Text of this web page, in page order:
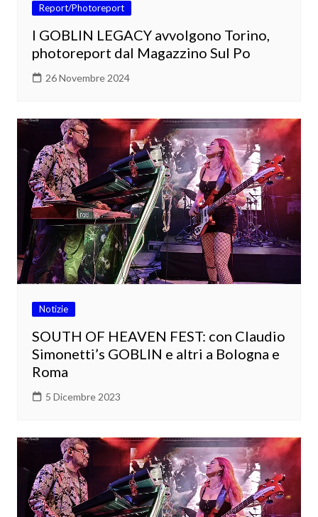
Report/Photoreport
I GOBLIN LEGACY avvolgono Torino,
photoreport dal Magazzino Sul Po
26 Novembre 2024
Notizie
SOUTH OF HEAVEN FEST: con Claudio
Simonetti’s GOBLIN e altri a Bologna e
Roma
5 Dicembre 2023